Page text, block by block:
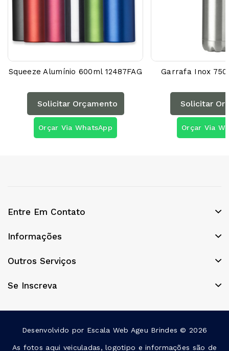
Squeeze Alumínio 600ml 12487FAG
Solicitar Orçamento
Orçar Via WhatsApp
Garrafa Inox
Solicitar
Orçar Via
Entre Em Contato
Informações
Outros Serviços
Se Inscreva
Desenvolvido por Escala Web Ageu Brindes © 2026
As fotos aqui veiculadas, logotipo e informações são de